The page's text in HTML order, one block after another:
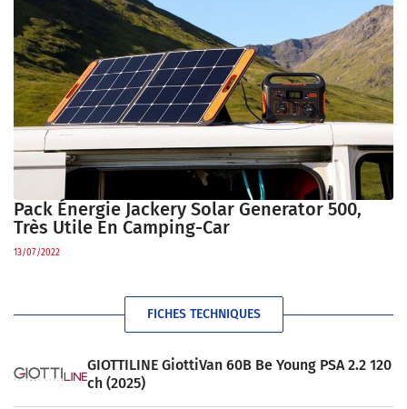
Pack Énergie Jackery Solar Generator 500,
Très Utile En Camping-Car
13/07/2022
FICHES TECHNIQUES
GIOTTILINE GiottiVan 60B Be Young PSA 2.2 120
ch (2025)